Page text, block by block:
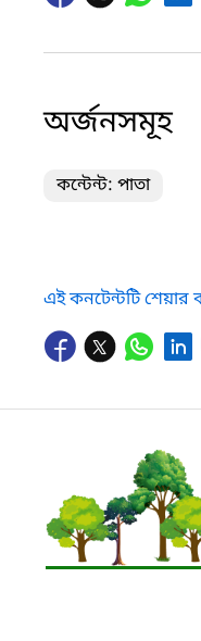
অর্জনসমূহ
কন্টেন্ট: পাতা
এই কনটেন্টটি